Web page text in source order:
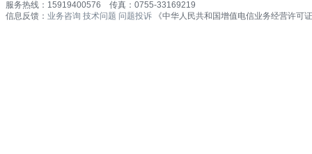
服务热线：15919400576 传真：0755-33169219
信息反馈： 业务咨询 技术问题 问题投诉 《中华人民共和国增值电信业务经营许可